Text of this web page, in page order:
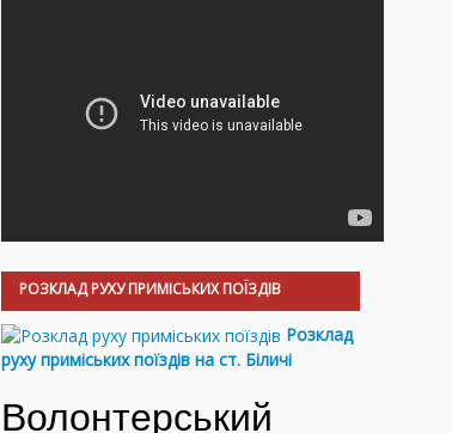
РОЗКЛАД РУХУ ПРИМІСЬКИХ ПОЇЗДІВ
Розклад
руху приміських поїздів на ст. Біличі